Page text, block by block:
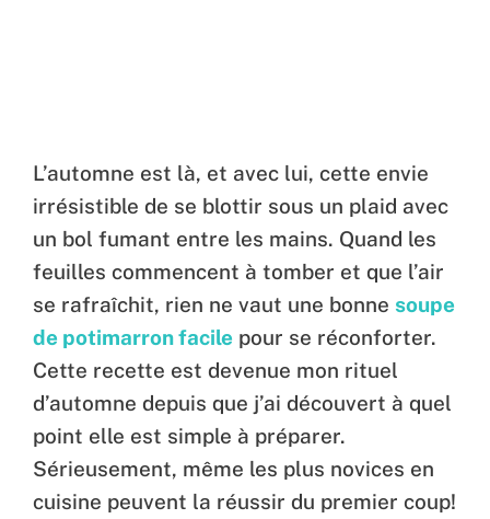
L’automne est là, et avec lui, cette envie
irrésistible de se blottir sous un plaid avec
un bol fumant entre les mains. Quand les
feuilles commencent à tomber et que l’air
se rafraîchit, rien ne vaut une bonne soupe
de potimarron facile pour se réconforter.
Cette recette est devenue mon rituel
d’automne depuis que j’ai découvert à quel
point elle est simple à préparer.
Sérieusement, même les plus novices en
cuisine peuvent la réussir du premier coup!